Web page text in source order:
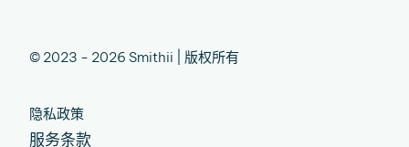
© 2023 - 2026 Smithii | 版权所有
隐私政策
服务条款